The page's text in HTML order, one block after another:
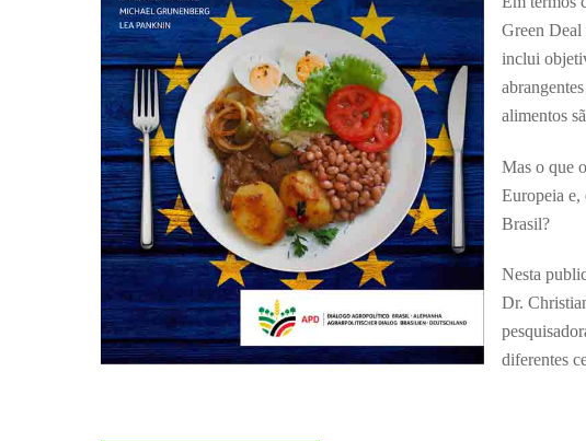
Green Deal
inclui
alimentos
Mas o que
Europeia e,
Brasil?
Nesta
Dr.
diferentes